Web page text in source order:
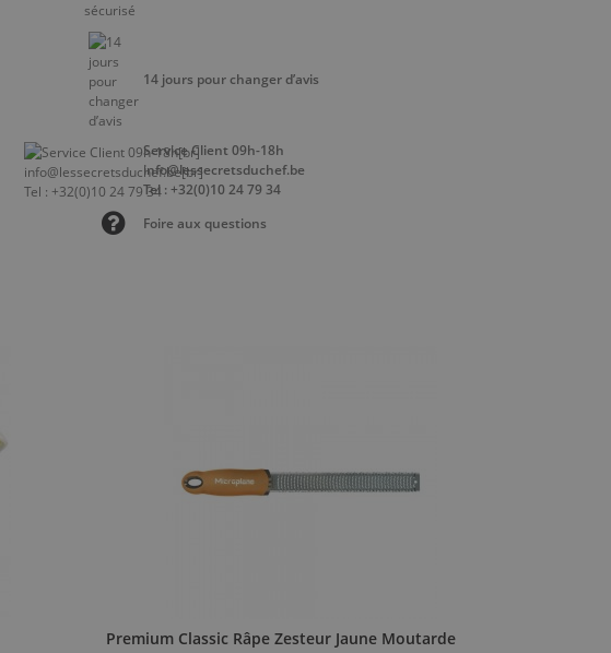
14 jours pour changer d’avis
Service Client 09h-18h
info@lessecretsduchef.be
Tel : +32(0)10 24 79 34
Foire aux questions
Premium Classic Râpe Zesteur Jaune Moutarde